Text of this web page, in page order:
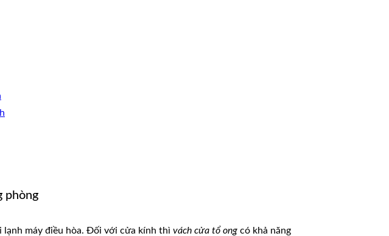
phòng
máy điều hòa. Đối với cửa kính thì vách cửa tổ ong có khả năng